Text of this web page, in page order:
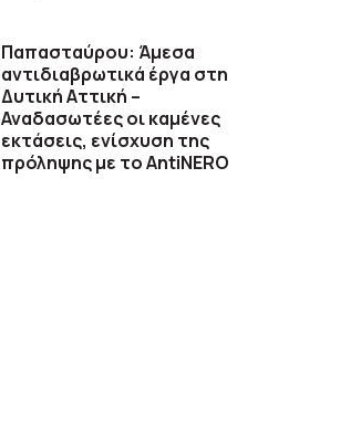
Παπασταύρου: Άμεσα
αντιδιαβρωτικά έργα στη
Δυτική Αττική –
Αναδασωτέες οι καμένες
εκτάσεις, ενίσχυση της
πρόληψης με το AntiNERO